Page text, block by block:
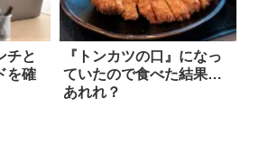
チと
を確
『トンカツの口』になっ
ていたので食べた結果…
あれれ？